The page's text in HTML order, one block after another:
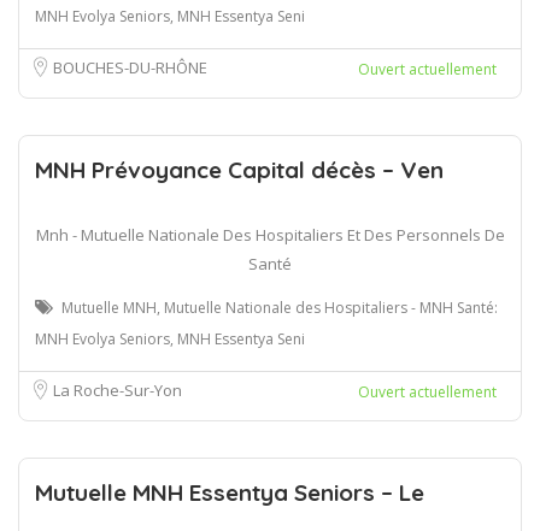
MNH Evolya Seniors, MNH Essentya Seni
BOUCHES-DU-RHÔNE Ouvert actuellement
MNH Prévoyance Capital décès – Ven
Mnh - Mutuelle Nationale Des Hospitaliers Et Des Personnels De
Santé
Mutuelle MNH, Mutuelle Nationale des Hospitaliers - MNH Santé:
MNH Evolya Seniors, MNH Essentya Seni
La Roche-Sur-Yon Ouvert actuellement
Mutuelle MNH Essentya Seniors – Le